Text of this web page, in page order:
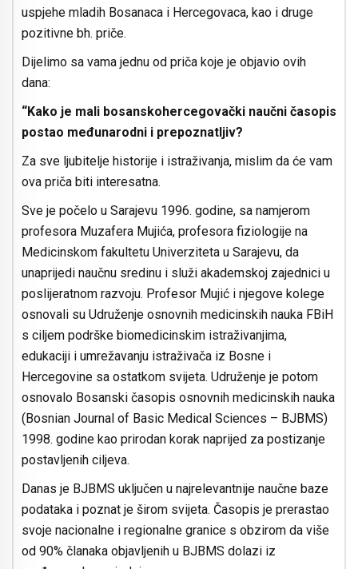
uspjehe mladih Bosanaca i Hercegovaca, kao i druge
pozitivne bh. priče.
Dijelimo sa vama jednu od priča koje je objavio ovih
dana:
“Kako je mali bosanskohercegovački naučni časopis
postao međunarodni i prepoznatljiv?
Za sve ljubitelje historije i istraživanja, mislim da će vam
ova priča biti interesatna.
Sve je počelo u Sarajevu 1996. godine, sa namjerom
profesora Muzafera Mujića, profesora fiziologije na
Medicinskom fakultetu Univerziteta u Sarajevu, da
unaprijedi naučnu sredinu i služi akademskoj zajednici u
poslijeratnom razvoju. Profesor Mujić i njegove kolege
osnovali su Udruženje osnovnih medicinskih nauka FBiH
s ciljem podrške biomedicinskim istraživanjima,
edukaciji i umrežavanju istraživača iz Bosne i
Hercegovine sa ostatkom svijeta. Udruženje je potom
osnovalo Bosanski časopis osnovnih medicinskih nauka
(Bosnian Journal of Basic Medical Sciences – BJBMS)
1998. godine kao prirodan korak naprijed za postizanje
postavljenih ciljeva.
Danas je BJBMS uključen u najrelevantnije naučne baze
podataka i poznat je širom svijeta. Časopis je prerastao
svoje nacionalne i regionalne granice s obzirom da više
od 90% članaka objavljenih u BJBMS dolazi iz